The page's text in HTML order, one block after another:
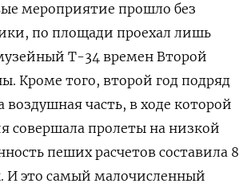
мероприятие прошло без
по площади проехал лишь
Т-34 времен Второй
Кроме того, второй год подряд
воздушная часть, в ходе которой
совершала пролеты на низкой
пеших расчетов составила 8
И это самый малочисленный